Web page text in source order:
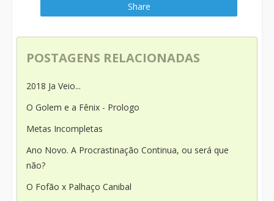
Share
POSTAGENS RELACIONADAS
2018 Ja Veio...
O Golem e a Fênix - Prologo
Metas Incompletas
Ano Novo. A Procrastinação Continua, ou será que
não?
O Fofão x Palhaço Canibal